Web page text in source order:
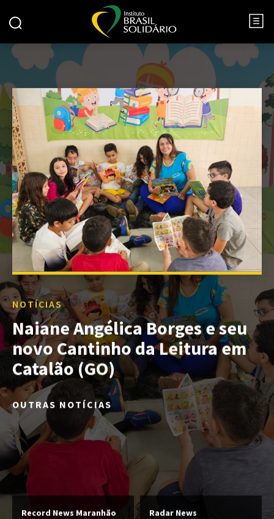
NOTÍCIAS
Naiane Angélica Borges e seu
novo Cantinho da Leitura em
Catalão (GO)
OUTRAS NOTÍCIAS
Record News Maranhão Radar News